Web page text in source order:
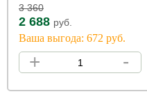
3 360
2 688 руб.
Ваша выгода: 672 руб.
+ -